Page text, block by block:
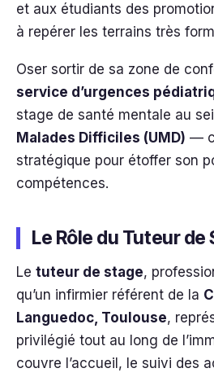
et aux étudiants des
à repérer les terrains très
Oser sortir de sa zone de
service d’urgences
stage de santé mentale au
Malades Difficiles (UMD) —
stratégique pour étoffer son
compétences.
Le Rôle du Tuteur de
Le tuteur de stage,
qu’un infirmier référent de la
Languedoc, Toulouse,
privilégié tout au long de
couvre l’accueil, le suivi des